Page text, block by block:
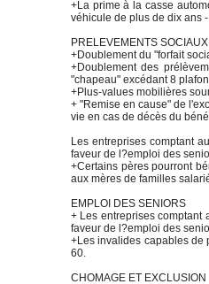
+La prime à la casse
véhicule de plus de dix ans
PRELEVEMENTS SOCIAUX
+Doublement du "forfait
+Doublement des
"chapeau" excédant 8
+Plus-values mobilières
+ "Remise en cause" de
vie en cas de décès du
Les entreprises comptant
faveur de l?emploi des
+Certains pères pourront
aux mères de familles
EMPLOI DES SENIORS
+ Les entreprises comptant
faveur de l?emploi des
+Les invalides capables de
60.
CHOMAGE ET EXCLUSION